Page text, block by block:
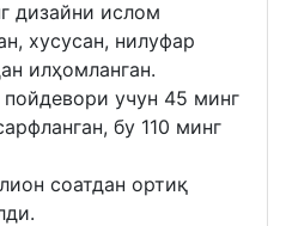
дизайни ислом
хусусан, нилуфар
илҳомланган.
учун 45 минг
бу 110 минг
соатдан ортиқ